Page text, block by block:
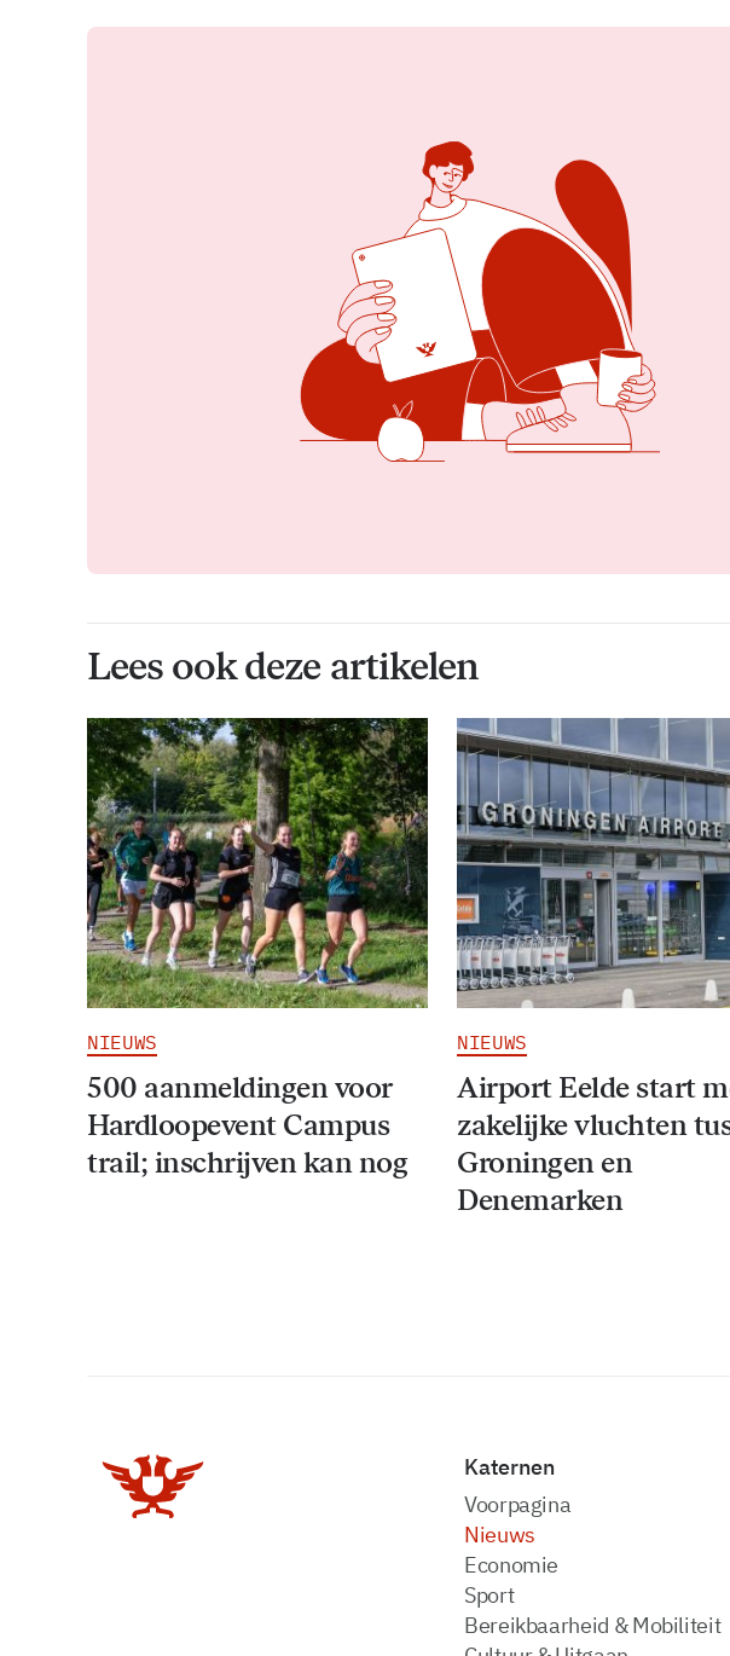
Lees ook deze artikelen
NIEUWS
500 aanmeldingen voor
Hardloopevent Campus
trail; inschrijven kan nog
NIEUWS
Airport Eelde start
zakelijke vluchten
Groningen en
Denemarken
Katernen
Voorpagina
Nieuws
Economie
Sport
Bereikbaarheid & Mobiliteit